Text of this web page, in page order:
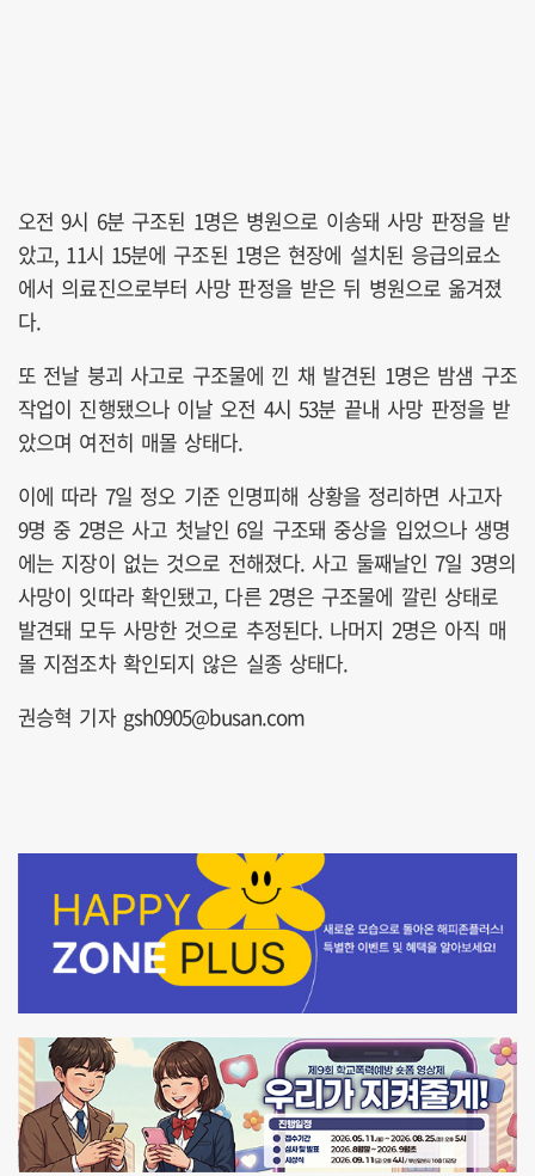
오전 9시 6분 구조된 1명은 병원으로 이송돼 사망 판정을 받
았고, 11시 15분에 구조된 1명은 현장에 설치된 응급의료소
에서 의료진으로부터 사망 판정을 받은 뒤 병원으로 옮겨졌
다.
또 전날 붕괴 사고로 구조물에 낀 채 발견된 1명은 밤샘 구조
작업이 진행됐으나 이날 오전 4시 53분 끝내 사망 판정을 받
았으며 여전히 매몰 상태다.
이에 따라 7일 정오 기준 인명피해 상황을 정리하면 사고자
9명 중 2명은 사고 첫날인 6일 구조돼 중상을 입었으나 생명
에는 지장이 없는 것으로 전해졌다. 사고 둘째날인 7일 3명의
사망이 잇따라 확인됐고, 다른 2명은 구조물에 깔린 상태로
발견돼 모두 사망한 것으로 추정된다. 나머지 2명은 아직 매
몰 지점조차 확인되지 않은 실종 상태다.
권승혁 기자 gsh0905@busan.com